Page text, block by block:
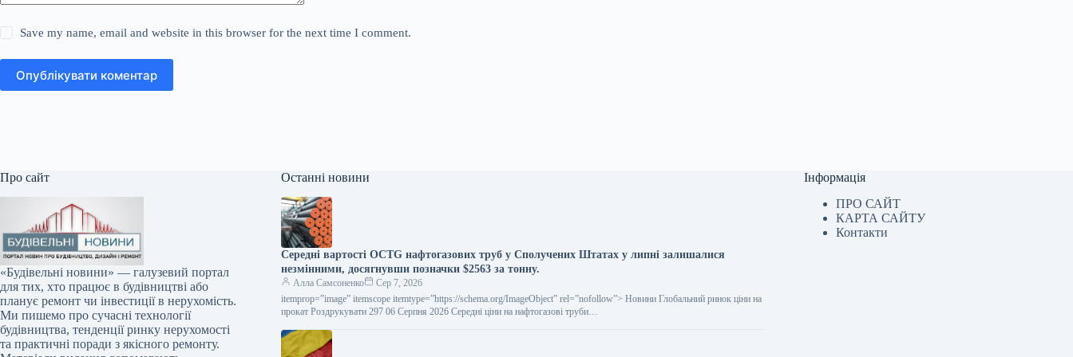
Save my name, email and website in this browser for the next time I comment.
Опублікувати коментар
Про сайт
«Будівельні новини» — галузевий портал
для тих, хто працює в будівництві або
планує ремонт чи інвестиції в нерухомість.
Ми пишемо про сучасні технології
будівництва, тенденції ринку нерухомості
та практичні поради з якісного ремонту.
Останні новини
Середні вартості OCTG нафтогазових труб у Сполучених Штатах у липні залишалися
незмінними, досягнувши позначки $2563 за тонну.
Алла Самсоненко
Сер 7, 2026
itemprop=”image” itemscope itemtype=”https://schema.org/ImageObject” rel=”nofollow”> Новини Глобальний ринок ціни на
прокат Роздрукувати 297 06 Серпня 2026 Середні ціни на нафтогазові труби…
Інформація
ПРО САЙТ
КАРТА САЙТУ
Контакти